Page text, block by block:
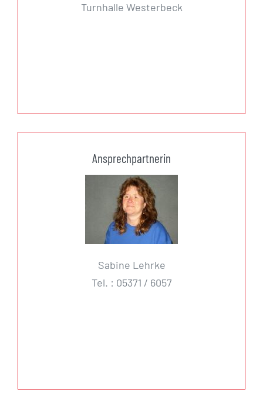
Turnhalle Westerbeck
Ansprechpartnerin
Sabine Lehrke
Tel. : 05371 / 6057